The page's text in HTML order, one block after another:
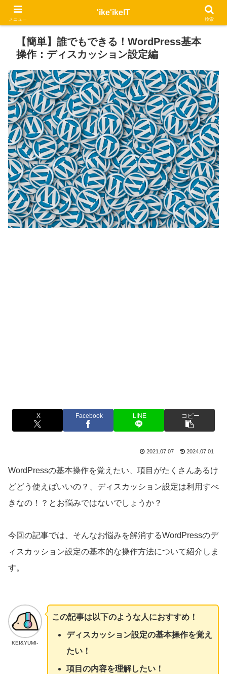
【簡単】誰でもできる！WordPress基本
操作：ディスカッション設定編
X Facebook LINE コピー
2021.07.07 2024.07.01
WordPressの基本操作を覚えたい、項目がたくさんあるけ
どどう使えばいいの？、ディスカッション設定は利用すべ
きなの！？とお悩みではないでしょうか？
今回の記事では、そんなお悩みを解消するWordPressのデ
ィスカッション設定の基本的な操作方法について紹介しま
す。
KEI&YUMI-
この記事は以下のような人におすすめ！
ディスカッション設定の基本操作を覚え
たい！
項目の内容を理解したい！
メニュー
'ike'ikeIT
検索